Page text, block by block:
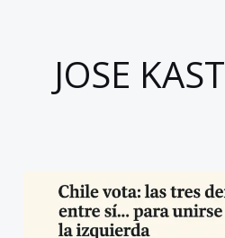
JOSE KAST